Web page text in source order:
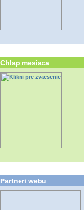
Chlap mesiaca
Partneri webu